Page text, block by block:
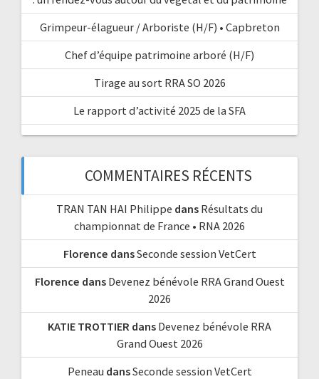
Grimpeur-élagueur / Arboriste (H/F) • Capbreton
Chef d’équipe patrimoine arboré (H/F)
Tirage au sort RRA SO 2026
Le rapport d’activité 2025 de la SFA
COMMENTAIRES RÉCENTS
TRAN TAN HAI Philippe dans Résultats du
championnat de France • RNA 2026
Florence dansSeconde session VetCert
Florence dans Devenez bénévole RRA Grand Ouest
2026
KATIE TROTTIER dans Devenez bénévole RRA
Grand Ouest 2026
Peneau dansSeconde session VetCert